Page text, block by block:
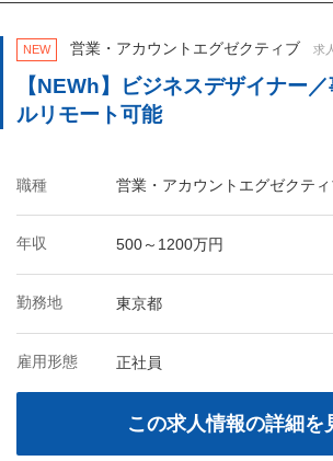
NEW 営業・アカウントエグゼクティブ 求
【NEWh】ビジネスデザイナ
ルリモート可能
職種 営業・アカウントエグゼクテ
年収 500～1200万円
勤務地 東京都
雇用形態 正社員
この求人情報の詳細を